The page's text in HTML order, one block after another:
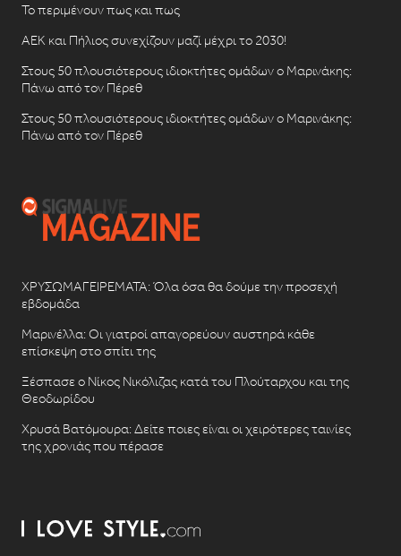
Το περιμένουν πως και πως
ΑΕΚ και Πήλιος συνεχίζουν μαζί μέχρι το 2030!
Στους 50 πλουσιότερους ιδιοκτήτες ομάδων ο Μαρινάκης:
Πάνω από τον Πέρεθ
Στους 50 πλουσιότερους ιδιοκτήτες ομάδων ο Μαρινάκης:
Πάνω από τον Πέρεθ
ΧΡΥΣΩΜΑΓΕΙΡΕΜΑΤΑ: Όλα όσα θα δούμε την προσεχή
εβδομάδα
Μαρινέλλα: Οι γιατροί απαγορεύουν αυστηρά κάθε
επίσκεψη στο σπίτι της
Ξέσπασε ο Νίκος Νικόλιζας κατά του Πλούταρχου και της
Θεοδωρίδου
Χρυσά Βατόμουρα: Δείτε ποιες είναι οι χειρότερες ταινίες
της χρονιάς που πέρασε